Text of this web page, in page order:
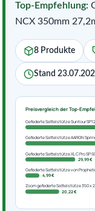
Top-Empfehlung:
NCX 350mm
8 Produkte
Stand
Preisvergleich der Top-
Gefederte Sattelstütze Suntour
Gefederte Sattelstütze AARON
Gefederte Sattelstütze XLC Pro SP
29,99 €
Gefederte Sattelstütze von
4,99 €
Zoom gefederte Sattelstütze 350 x
20,22 €